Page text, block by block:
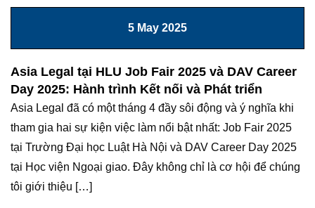
5 May 2025
Asia Legal tại HLU Job Fair 2025 và DAV Career
Day 2025: Hành trình Kết nối và Phát triển
Asia Legal đã có một tháng 4 đầy sôi động và ý nghĩa khi
tham gia hai sự kiện việc làm nổi bật nhất: Job Fair 2025
tại Trường Đại học Luật Hà Nội và DAV Career Day 2025
tại Học viện Ngoại giao. Đây không chỉ là cơ hội để chúng
tôi giới thiệu […]